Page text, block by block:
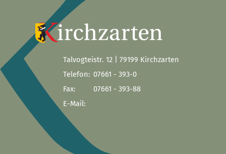
Talvogteistr. 12 | 79199 Kirchzarten
Telefon: 07661 - 393-0
Fax:
07661 - 393-88
E-Mail: